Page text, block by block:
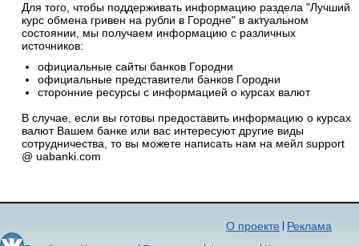
Для того, чтобы поддерживать информацию раздела "Лучший
курс обмена гривен на рубли в Городне" в актуальном
состоянии, мы получаем информацию с различных
источников:
официальные сайты банков Городни
официальные представители банков Городни
сторонние ресурсы с информацией о курсах валют
В случае, если вы готовы предоставить информацию о курсах
валют Вашем банке или вас интересуют другие виды
сотрудничества, то вы можете написать нам на мейл support
@ uabanki.com
Реклама
О проекте